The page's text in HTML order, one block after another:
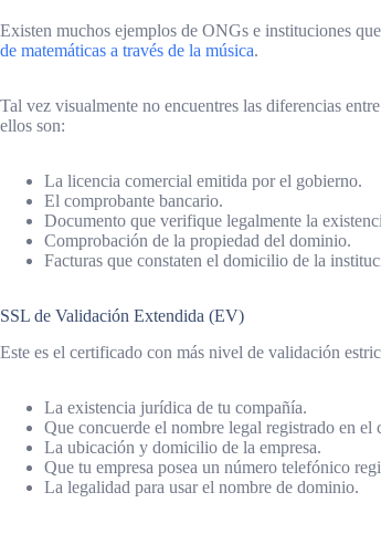
Existen muchos ejemplos de ONGs e instituciones
de matemáticas a través de la música.
Tal vez visualmente no encuentres las diferencias
ellos son:
La licencia comercial emitida por el gobierno.
El comprobante bancario.
Documento que verifique legalmente la
Comprobación de la propiedad del dominio.
Facturas que constaten el domicilio de la
SSL de Validación Extendida (EV)
Este es el certificado con más nivel de validación
La existencia jurídica de tu compañía.
Que concuerde el nombre legal registrado en
La ubicación y domicilio de la empresa.
Que tu empresa posea un número telefónico
La legalidad para usar el nombre de dominio.